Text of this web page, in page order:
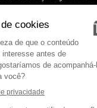
Cookies
Mapa do sítio